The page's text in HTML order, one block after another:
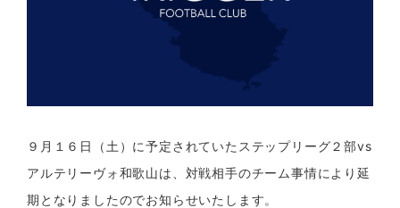
９月１６日（土）に予定されていたステップリーグ２部vs
アルテリーヴォ和歌山は、対戦相手のチーム事情により延
期となりましたのでお知らせいたします。